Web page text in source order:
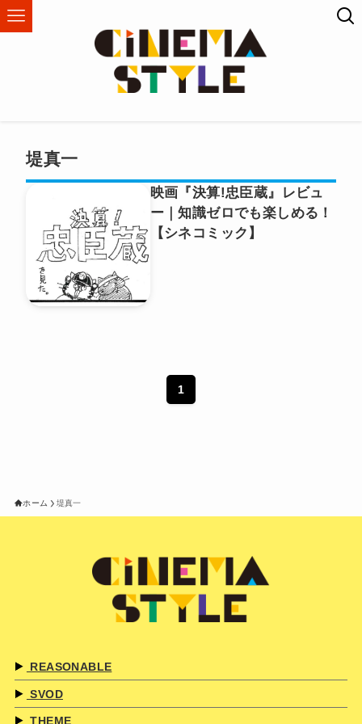
堤真一
映画『決算!忠臣蔵』レビュ
ー｜知識ゼロでも楽しめる！
【シネコミック】
1
ホーム 堤真一
REASONABLE
SVOD
THEME